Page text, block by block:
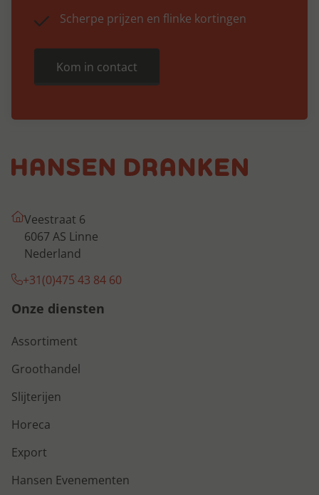
Scherpe prijzen en flinke kortingen
Kom in contact
Veestraat 6
6067 AS Linne
Nederland
+31(0)475 43 84 60
Onze diensten
Assortiment
Groothandel
Slijterijen
Horeca
Export
Hansen Evenementen